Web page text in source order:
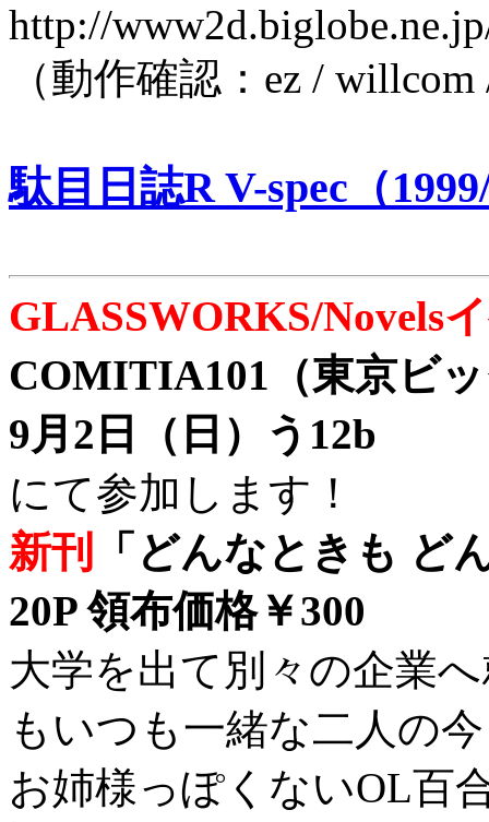
http://
（動作確認：ez /
駄目日誌R V-spec（
GLASSWORKS/Novels
COMITIA101（東京ビ
9月2日（日）う12b
にて参加します！
新刊
「どんなときも ど
20P 領布価格￥300
大学を出て別々の企業
もいつも一緒な二人の
お姉様っぽくないOL百